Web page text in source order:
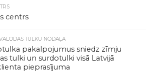
centrs
TULKU NODAĻA
pakalpojumus sniedz zīmju
tulki un surdotulki visā Latvijā
pieprasījuma